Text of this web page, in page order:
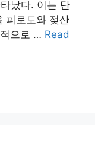
났다. 이는 단
피로도와 젖산
으로 … Read